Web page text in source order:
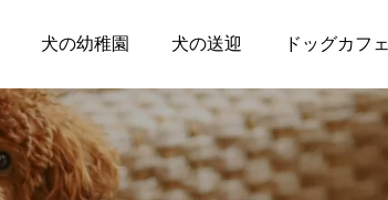
犬の幼稚園 犬の送迎 ドッグカフェ